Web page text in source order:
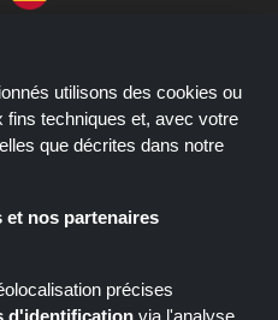
Shoppingspout NO
utilisons des cookies ou
techniques et, avec votre
que décrites dans notre
et nos partenaires
précises
d'identification via l'analyse